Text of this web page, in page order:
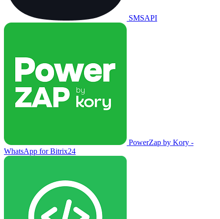
SMSAPI
PowerZap by Kory -
WhatsApp for Bitrix24